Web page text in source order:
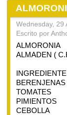
Wednesday,
Escrito por
ALMORONIA
ALMADEN (
BERENJENAS
TOMATES
PIMIENTOS
CEBOLLA